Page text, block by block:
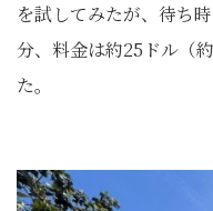
を試してみたが、待ち
分、料金は約25ドル（
た。